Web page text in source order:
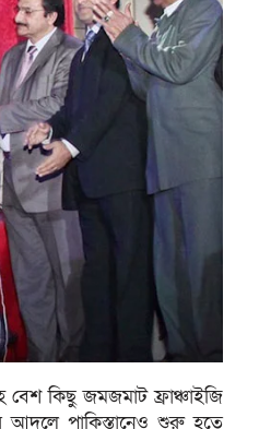
কিছু জমজমাট ফ্রাঞ্চাইজি
আদলে পাকিস্তানেও শুরু হতে